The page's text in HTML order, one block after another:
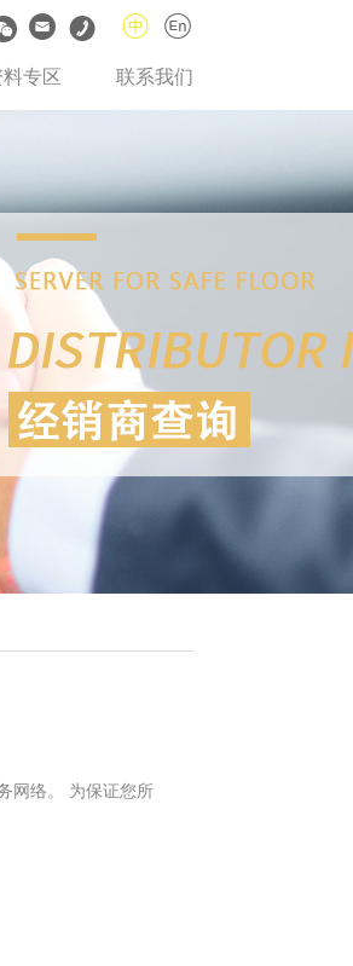
料专区 联系我们
网络。 为保证您所